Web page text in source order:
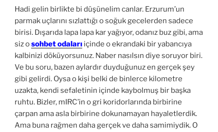
Hadi gelin birlikte bi düşünelim canlar. Erzurum’un
parmak uçlarını sızlattığı o soğuk gecelerden sadece
birisi. Dışarıda lapa lapa kar yağıyor, odanız buz gibi, ama
siz osohbet odaları içinde o ekrandaki bir yabancıya
kalbinizi döküyorsunuz. Naber nasılsın diye soruyor biri.
Ve bu soru, bazen aylardır duyduğunuz en gerçek şey
gibi gelirdi. Oysa o kişi belki de binlerce kilometre
uzakta, kendi sefaletinin içinde kaybolmuş bir başka
ruhtu. Bizler, mIRC’in o gri koridorlarında birbirine
çarpan ama asla birbirine dokunamayan hayaletlerdik.
Ama buna rağmen daha gerçek ve daha samimiydik. O